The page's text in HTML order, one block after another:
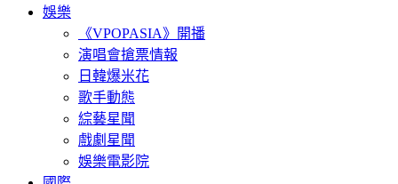
娛樂
《VPOPASIA》開播
演唱會搶票情報
日韓爆米花
歌手動態
綜藝星聞
戲劇星聞
娛樂電影院